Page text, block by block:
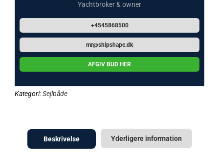
Yachtbroker & owner
+4545868500
mr@shipshape.dk
AFGIV BUD HER
Kategori:Sejlbåde
Beskrivelse Yderligere information